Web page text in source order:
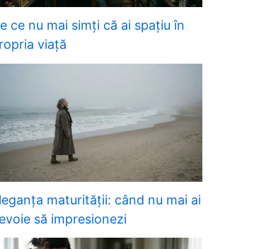
ce nu mai simți că ai spațiu în
viață
maturității: când nu mai ai
să impresionezi